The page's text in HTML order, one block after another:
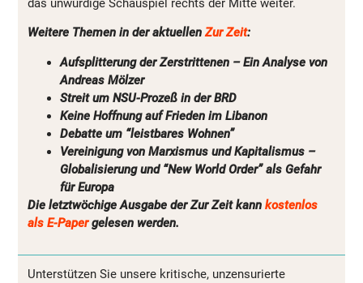
das unwürdige Schauspiel rechts der Mitte weiter.
Weitere Themen in der aktuellenZur Zeit:
Aufsplitterung der Zerstrittenen – Ein Analyse von
Andreas Mölzer
Streit um NSU-Prozeß in der BRD
Keine Hoffnung auf Frieden im Libanon
Debatte um “leistbares Wohnen”
Vereinigung von Marxismus und Kapitalismus –
Globalisierung und “New World Order” als Gefahr
für Europa
Die letztwöchige Ausgabe der Zur Zeit kann kostenlos
als E-Papergelesen werden.
Unterstützen Sie unsere kritische, unzensurierte